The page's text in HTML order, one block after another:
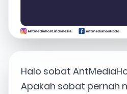
Halo sobat
Apakah sobat pernah